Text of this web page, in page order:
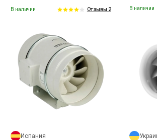
В наличии Отзывы 2
Испания
В наличии